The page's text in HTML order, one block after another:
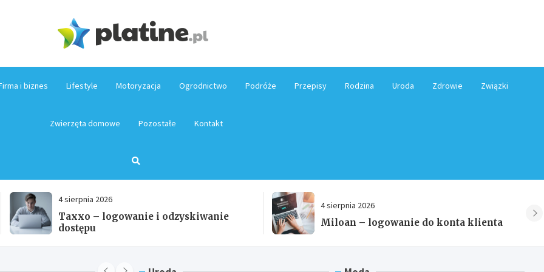
i biznes Lifestyle Motoryzacja Ogrodnictwo Podróże Przepisy Rodzina Uroda Zdrowie Związki
Zwierzęta domowe Pozostałe Kontakt
4 sierpnia 2026
Miloan – logowanie do konta klienta
Spodnie 3/4 damskie – jak wybrać
model, który będzie wygodny i łatwy do